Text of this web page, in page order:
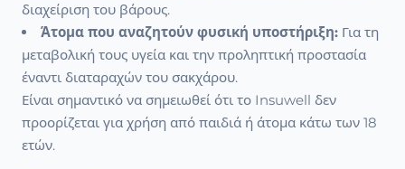
διαχείριση του βάρους.
Άτομα που αναζητούν φυσική υποστήριξη: Για τη
μεταβολική τους υγεία και την προληπτική προστασία
έναντι διαταραχών του σακχάρου.
Είναι σημαντικό να σημειωθεί ότι το Insuwell δεν
προορίζεται για χρήση από παιδιά ή άτομα κάτω των 18
ετών.